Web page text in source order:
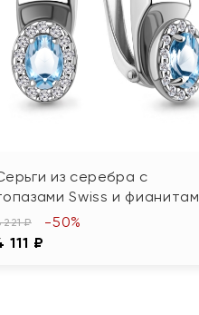
из серебра с
Swiss и
221 ₽
111 ₽
-50%